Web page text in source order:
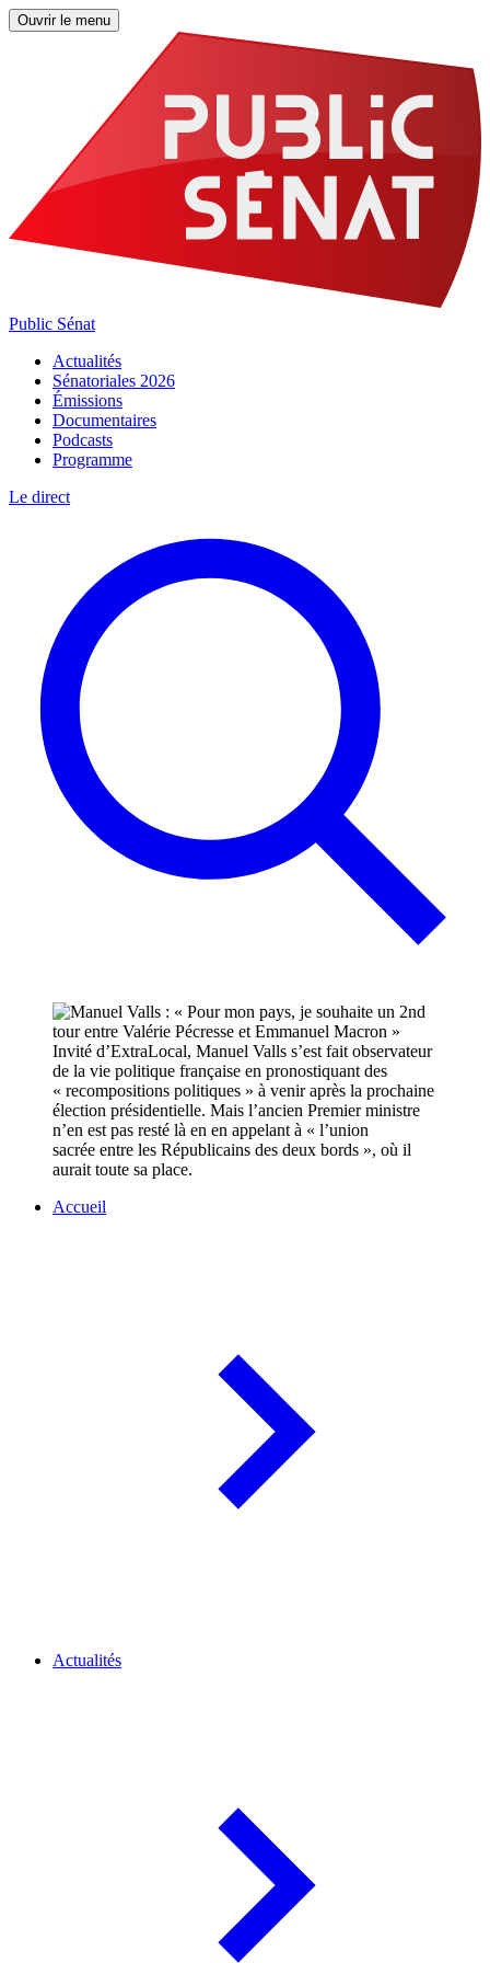
Ouvrir le menu
Public Sénat
Actualités
Sénatoriales 2026
Émissions
Documentaires
Podcasts
Programme
Le direct
Invité d’ExtraLocal, Manuel Valls s’est fait observateur
de la vie politique française en pronostiquant des
« recompositions politiques » à venir après la prochaine
élection présidentielle. Mais l’ancien Premier ministre
n’en est pas resté là en en appelant à « l’union
sacrée entre les Républicains des deux bords », où il
aurait toute sa place.
Accueil
Actualités